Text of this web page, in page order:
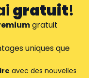
gratuit!
gratuit
uniques que
avec des nouvelles